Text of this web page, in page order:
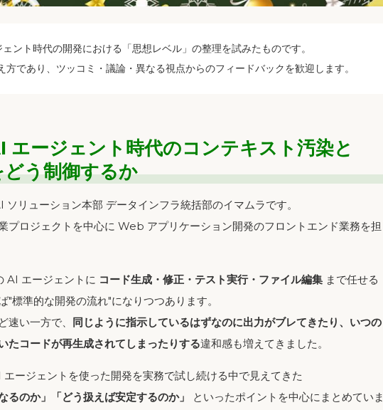
ント時代の開発における「思想レベル」の整理を試みたものです。
方であり、ツッコミ・議論・異なる視点からのフィードバックを歓迎します。
エージェント時代のコンテキスト汚染と
う制御するか
ソリューション本部 データインフラ統括部のイマムラです。
プロジェクトを中心に Web アプリケーション開発のフロントエンド業務を担
AI エージェントに コード生成・修正・テスト実行・ファイル編集 まで任せる
"標準的な開発の流れ"になりつつあります。
速い一方で、 同じように指示しているはずなのに出力がブレてきたり、いつの
たコードが再生成されてしまったりする違和感も増えてきました。
ージェントを使った開発を実務で試し続ける中で見えてきた
るのか」「どう扱えば安定するのか」
といったポイントを中心にまとめていま